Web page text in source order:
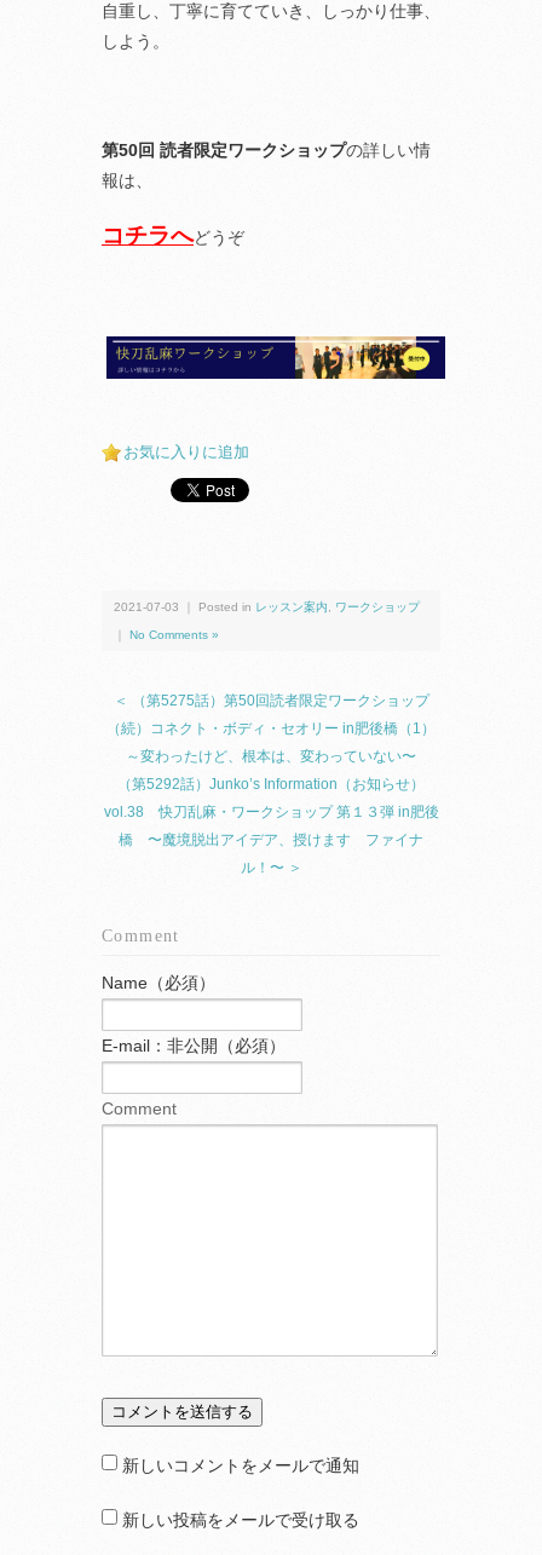
自重し、丁寧に育てていき、しっかり仕事、
しよう。
第50回 読者限定ワークショップの詳しい情
報は、
コチラへどうぞ
お気に入りに追加
2021-07-03 ｜ Posted in レッスン案内 ワークショップ
No Comments »
＜ （第5275話）第50回読者限定ワークショップ
（続）コネクト・ボディ・セオリー in肥後橋（1）
～変わったけど、根本は、変わっていない〜
（第5292話）Junko’s Information（お知らせ）
vol.38 快刀乱麻・ワークショップ 第１３弾 in肥後
橋 〜魔境脱出アイデア、授けます ファイナ
ル！〜 ＞
Comment
Name（必須）
E-mail：非公開（必須）
Comment
新しいコメントをメールで通知
新しい投稿をメールで受け取る